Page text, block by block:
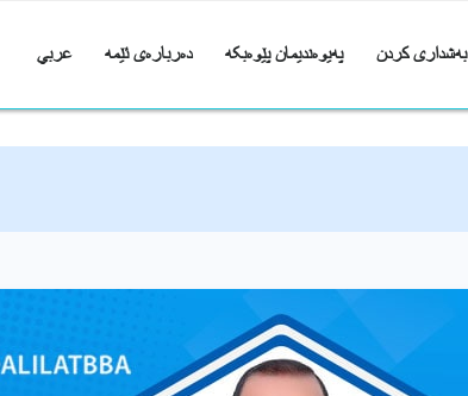
بەشداری کردن پەیوەندیمان پێوەبکە دەربارەی ئێمە عربي